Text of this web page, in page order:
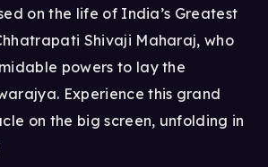
on the life of India’s Greatest
Shivaji Maharaj, who
powers to lay the
Experience this grand
on the big screen, unfolding in